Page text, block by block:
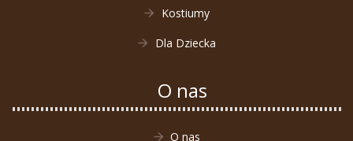
Kostiumy
Dla Dziecka
O nas
O nas